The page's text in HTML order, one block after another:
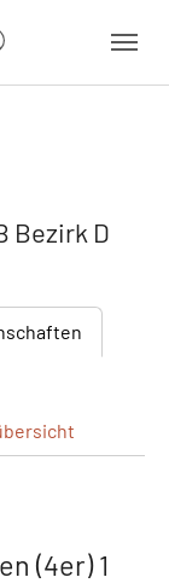
Bezirk D
(4er) 1